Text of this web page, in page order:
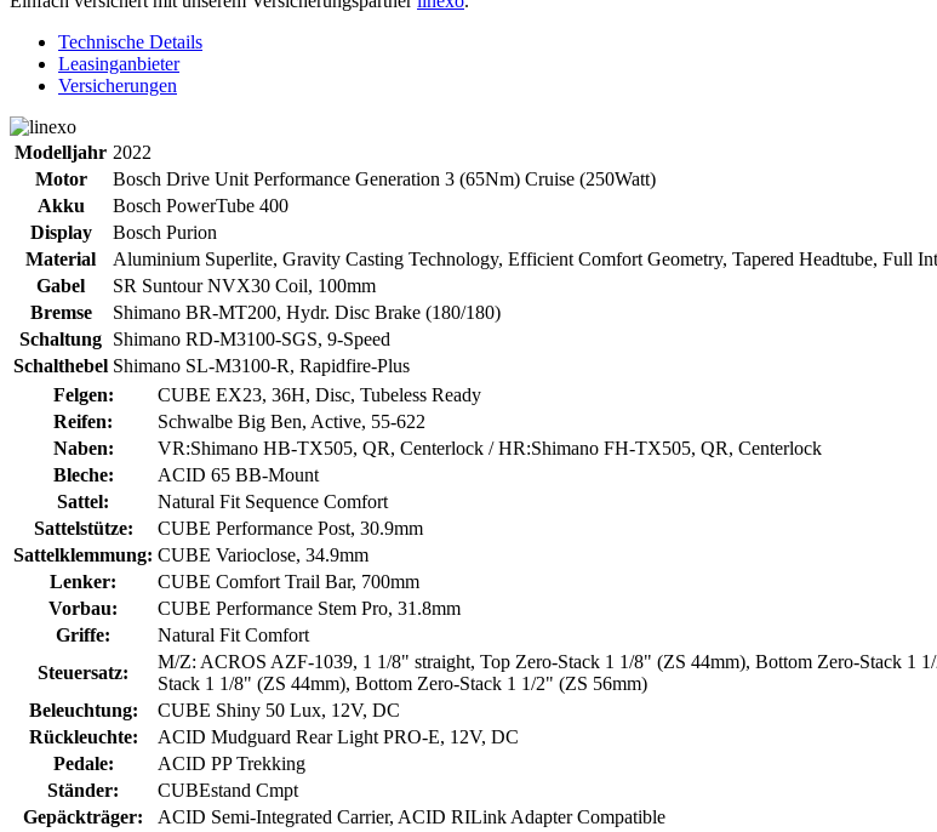
Technische Details
Leasinganbieter
Versicherungen
Modelljahr 2022
Motor
Bosch Drive Unit Performance Generation 3 (65Nm) Cruise (250Watt)
Akku
Bosch PowerTube 400
Display
Bosch Purion
Material
Aluminium Superlite, Gravity Casting Technology, Efficient Comfort Geometry, Tapered Headtube, Full
Gabel
SR Suntour NVX30 Coil, 100mm
Bremse
Shimano BR-MT200, Hydr. Disc Brake (180/180)
Schaltung Shimano RD-M3100-SGS, 9-Speed
Schalthebel Shimano SL-M3100-R, Rapidfire-Plus
Felgen:
CUBE EX23, 36H, Disc, Tubeless Ready
Reifen:
Schwalbe Big Ben, Active, 55-622
Naben:
VR:Shimano HB-TX505, QR, Centerlock / HR:Shimano FH-TX505, QR, Centerlock
Bleche:
ACID 65 BB-Mount
Sattel:
Natural Fit Sequence Comfort
Sattelstütze:
CUBE Performance Post, 30.9mm
Sattelklemmung: CUBE Varioclose, 34.9mm
Lenker:
CUBE Comfort Trail Bar, 700mm
Vorbau:
CUBE Performance Stem Pro, 31.8mm
Griffe:
Natural Fit Comfort
Steuersatz:
M/Z: ACROS AZF-1039, 1 1/8" straight, Top Zero-Stack 1 1/8" (ZS 44mm), Bottom Zero-Stack
Stack 1 1/8" (ZS 44mm), Bottom Zero-Stack 1 1/2" (ZS 56mm)
Beleuchtung:
CUBE Shiny 50 Lux, 12V, DC
Rückleuchte:
ACID Mudguard Rear Light PRO-E, 12V, DC
Pedale:
ACID PP Trekking
Ständer:
CUBEstand Cmpt
Gepäckträger:
ACID Semi-Integrated Carrier, ACID RILink Adapter Compatible